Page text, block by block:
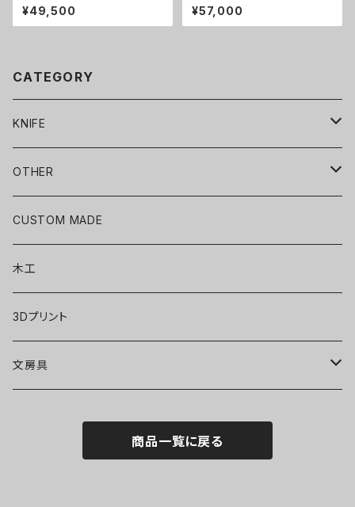
¥49,500 ¥57,000
CATEGORY
KNIFE
包丁
OTHER
ACCESSORY
CUSTOM MADE
木工
3Dプリント
文房具
商品一覧に戻る